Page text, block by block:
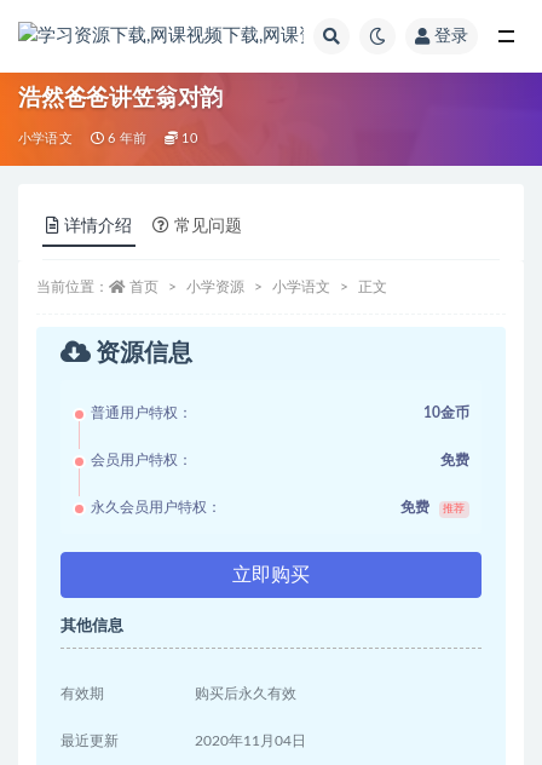
登录
浩然爸爸讲笠翁对韵
小学语文 6 年前 10
详情介绍 常见问题
当前位置： 首页 小学资源 小学语文 正文
资源信息
普通用户特权： 10金币
会员用户特权： 免费
永久会员用户特权： 免费 推荐
立即购买
其他信息
有效期 购买后永久有效
最近更新 2020年11月04日